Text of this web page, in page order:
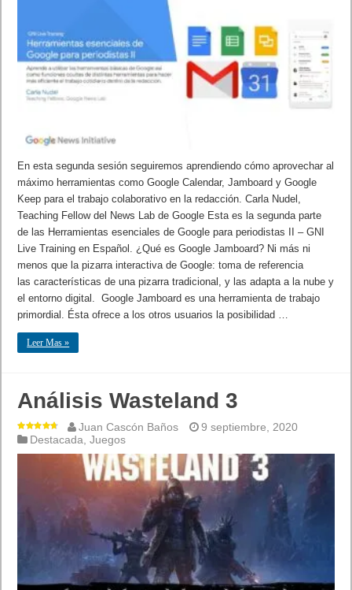
En esta segunda sesión seguiremos aprendiendo cómo aprovechar al
máximo herramientas como Google Calendar, Jamboard y Google
Keep para el trabajo colaborativo en la redacción. Carla Nudel,
Teaching Fellow del News Lab de Google Esta es la segunda parte
de las Herramientas esenciales de Google para periodistas II – GNI
Live Training en Español. ¿Qué es Google Jamboard? Ni más ni
menos que la pizarra interactiva de Google: toma de referencia
las características de una pizarra tradicional, y las adapta a la nube y
el entorno digital. Google Jamboard es una herramienta de trabajo
primordial. Ésta ofrece a los otros usuarios la posibilidad …
Leer Mas »
Análisis Wasteland 3
Juan Cascón Baños
9 septiembre, 2020
Destacada ,Juegos